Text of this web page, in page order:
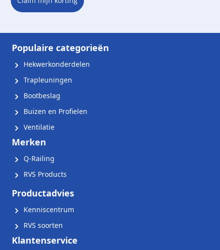
Populaire categorieën
Hekwerkonderdelen
Trapleuningen
Bootbeslag
Buizen en Profielen
Ventilatie
Merken
Q-Railing
RVS Products
Productadvies
Kenniscentrum
RVS soorten
Klantenservice